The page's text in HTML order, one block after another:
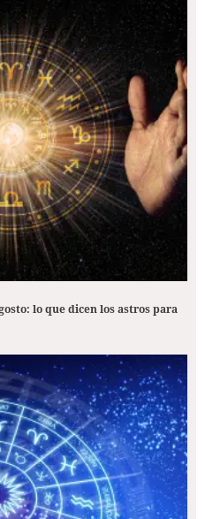
lo que dicen los astros para